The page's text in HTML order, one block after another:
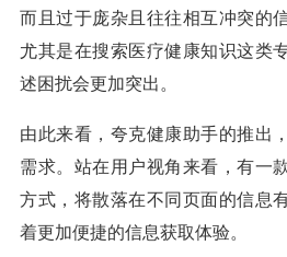
而且过于庞杂且往往相互冲突的
尤其是在搜索医疗健康知识这类
述困扰会更加突出。
由此来看，夸克健康助手的推出
需求。站在用户视角来看，有一
方式，将散落在不同页面的信息
着更加便捷的信息获取体验。